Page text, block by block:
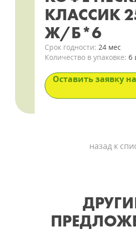
КЛАССИК
Ж/Б*6
Срок годности: 24 мес
Количество в упаковке: 6
Оставить заявку
назад к